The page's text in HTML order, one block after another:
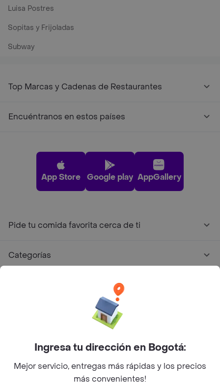
Luisa Postres
Sopitas y Frijoladas
Subway
Top Marcas y Cadenas de Restaurantes
Encuéntranos en estos países
App Store Google play AppGallery
Pide tu comida favorita cerca de ti
Categorías
Facebook
Twitter
Instagram
©2026Rappi Inc. All rights reserved.
Ingresa tu dirección en Bogotá:
Mejor servicio, entregas más rápidas y los precios
más convenientes!